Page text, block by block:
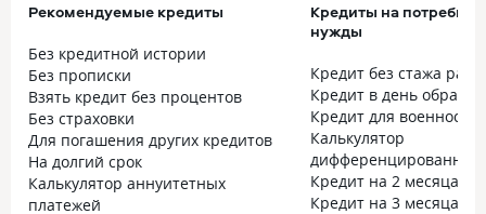
Рекомендуемые кредиты
Без кредитной истории
Без прописки
Взять кредит без процентов
Без страховки
Для погашения других кредитов
На долгий срок
Калькулятор аннуитетных
платежей
Кредиты на
нужды
Кредит без стажа
Кредит в день
Кредит для
Калькулятор
дифференцированных
Кредит на 2 месяца
Кредит на 3 месяца